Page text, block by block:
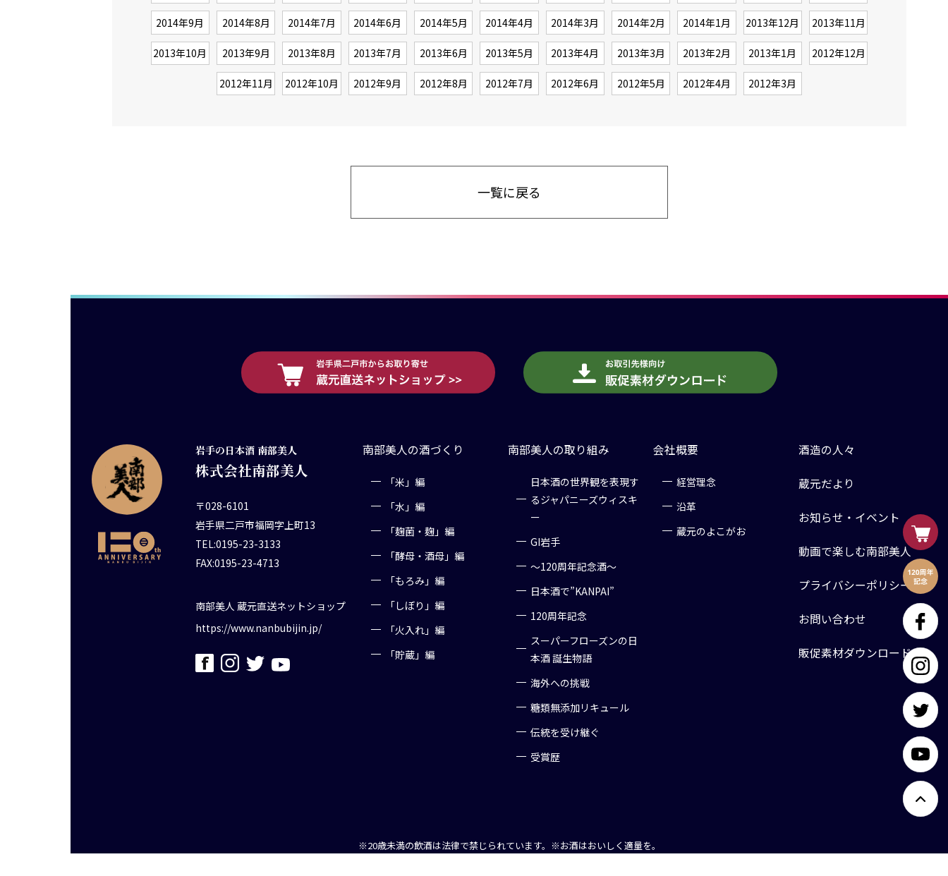
2014年9月 2014年8月 2014年7月 2014年6月 2014年5月 2014年4月 2014年3月 2014年2月 2014年1月 2013年12月 2013年11月
2013年10月 2013年9月 2013年8月 2013年7月 2013年6月 2013年5月 2013年4月 2013年3月 2013年2月 2013年1月 2012年12月
2012年11月 2012年10月 2012年9月 2012年8月 2012年7月 2012年6月 2012年5月 2012年4月 2012年3月
一覧に戻る
岩手の日本酒 南部美人
株式会社南部美人
〒028-6101
岩手県二戸市福岡字上町13
TEL:0195-23-3133
FAX:0195-23-4713
南部美人 蔵元直送ネットショップ
https://www.nanbubijin.jp/
南部美人の酒づくり
「米」編
「水」編
「麹菌・麹」編
「酵母・酒母」編
「もろみ」編
「しぼり」編
「火入れ」編
「貯蔵」編
南部美人の取り組み
日本酒の世界観を表現す
るジャパニーズウィスキ
ー
GI岩手
～120周年記念酒～
日本酒で”KANPAI”
120周年記念
スーパーフローズンの日
本酒 誕生物語
海外への挑戦
糖類無添加リキュール
伝統を受け継ぐ
受賞歴
会社概要
経営理念
沿革
蔵元のよこがお
酒造の人々
蔵元だより
お知らせ・イベント
動画で楽しむ南部美人
プライバシーポリシー
お問い合わせ
販促素材ダウンロード
※20歳未満の飲酒は法律で禁じられています。 ※お酒はおいしく適量を。